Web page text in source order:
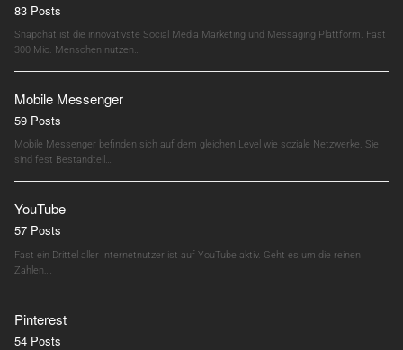
83 Posts
Snapchat ist die innovativste Social Media Marketing und Messaging Plattform. Fast
300 Mio. Menschen nutzen…
Mobile Messenger
59 Posts
Mobile Messenger befinden sich auf dem gleichen Level wie soziale Netzwerke. Sie
sind fest Bestandteil…
YouTube
57 Posts
Fast ein Drittel aller Internetnutzer ist auf YouTube aktiv. Geht es um die reinen
Zahlen,…
Pinterest
54 Posts